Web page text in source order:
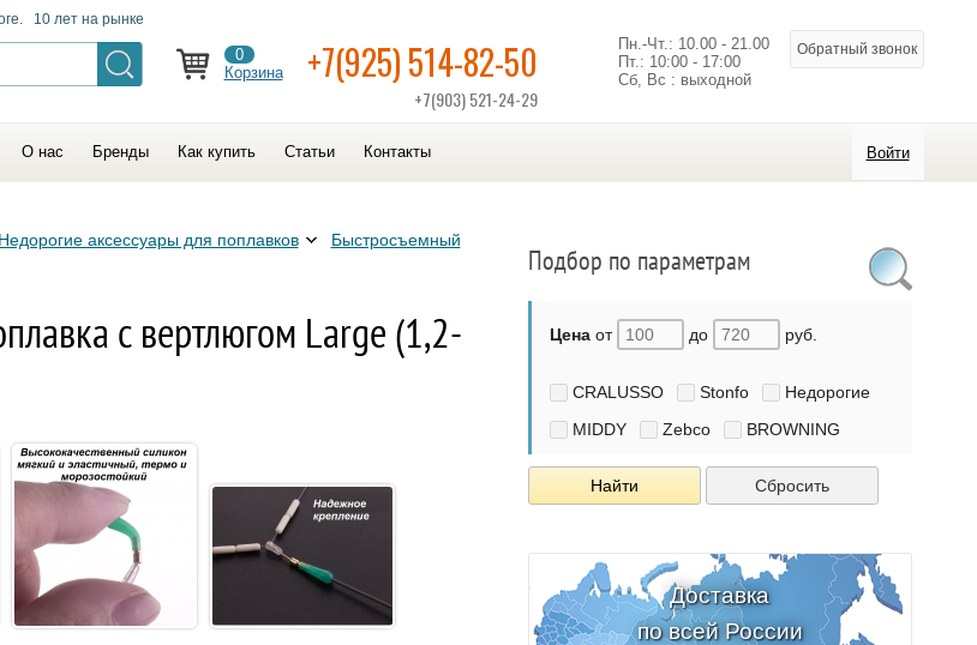
10 лет на рынке
0
Корзина
+7(925) 514-82-50
+7(903) 521-24-29
Пн.-Чт.: 10.00 - 21.00
Пт.: 10:00 - 17:00
Сб, Вс : выходной
Обратный звонок
О нас Бренды Как купить Статьи Контакты Войти
Недорогие аксессуары для поплавков
Быстросъемный
с вертлюгом Large (1,2-
Подбор по параметрам
Ценаот до руб.
CRALUSSO Stonfo
Недорогие
MIDDY
Zebco BROWNING
Найти Сбросить
Доставка
по всей России